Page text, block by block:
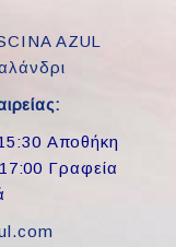
AZUL
Αποθήκη
Γραφεία